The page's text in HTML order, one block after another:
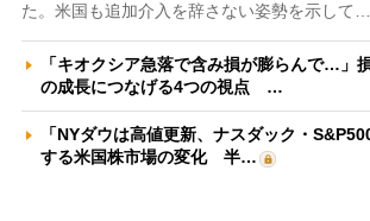
た。米国も追加介入を辞さない姿勢を示して…
「キオクシア急落で含み損が膨らんで…」
の成長につなげる4つの視点 …
「NYダウは高値更新、ナスダック・
する米国株市場の変化 半…